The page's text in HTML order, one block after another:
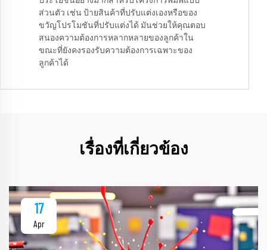
ส่วนตัว เช่น ป้ายสินค้าที่ปรับแต่งเองหรือของ
ขวัญโปรโมชันที่ปรับแต่งได้ มันช่วยให้คุณตอบ
สนองความต้องการหลากหลายของลูกค้าใน
ขณะที่ยังคงรองรับความต้องการเฉพาะของ
ลูกค้าได้
เรื่องที่เกี่ยวข้อง
17
Apr